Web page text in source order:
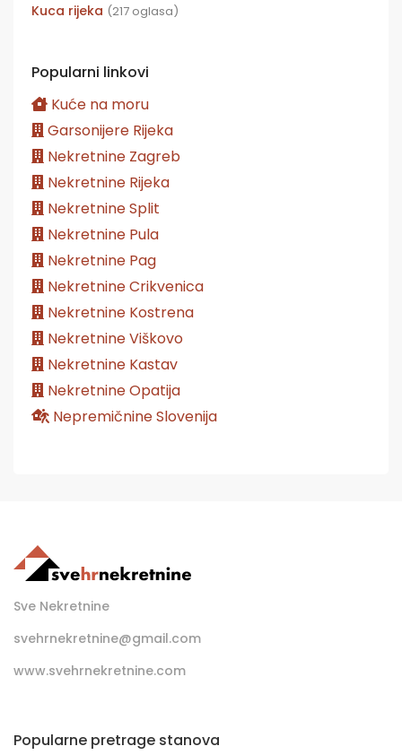
Kuca rijeka (217 oglasa)
Popularni linkovi
Kuće na moru
Garsonijere Rijeka
Nekretnine Zagreb
Nekretnine Rijeka
Nekretnine Split
Nekretnine Pula
Nekretnine Pag
Nekretnine Crikvenica
Nekretnine Kostrena
Nekretnine Viškovo
Nekretnine Kastav
Nekretnine Opatija
Nepremičnine Slovenija
Sve Nekretnine
svehrnekretnine@gmail.com
www.svehrnekretnine.com
Popularne pretrage stanova